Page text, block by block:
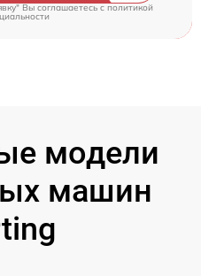
Вы соглашаетесь cполитикой
модели
машин